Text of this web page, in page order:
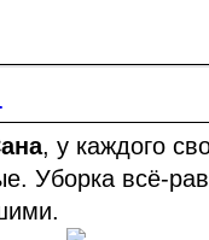
, у каждого
Уборка всё-